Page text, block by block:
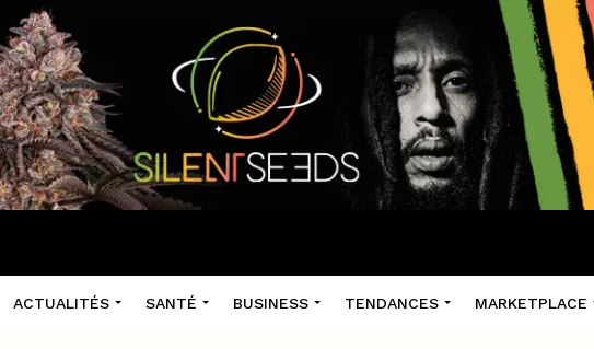
ACTUALITÉS SANTÉ BUSINESS TENDANCES MARKETPLACE